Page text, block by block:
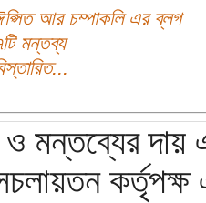
আর চম্পাকলি এর ব্লগ
মন্তব্য
মন্তব্যের দায়